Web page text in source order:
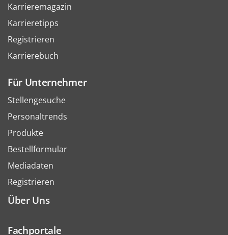
Karrieremagazin
Karrieretipps
Registrieren
Karrierebuch
Für Unternehmer
Stellengesuche
Personaltrends
Produkte
Bestellformular
Mediadaten
Registrieren
Über Uns
Fachportale